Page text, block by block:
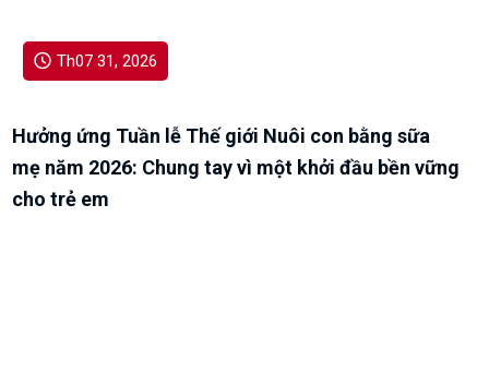
Th07 31, 2026
Hưởng ứng Tuần lễ Thế giới Nuôi con bằng sữa
mẹ năm 2026: Chung tay vì một khởi đầu bền vững
cho trẻ em